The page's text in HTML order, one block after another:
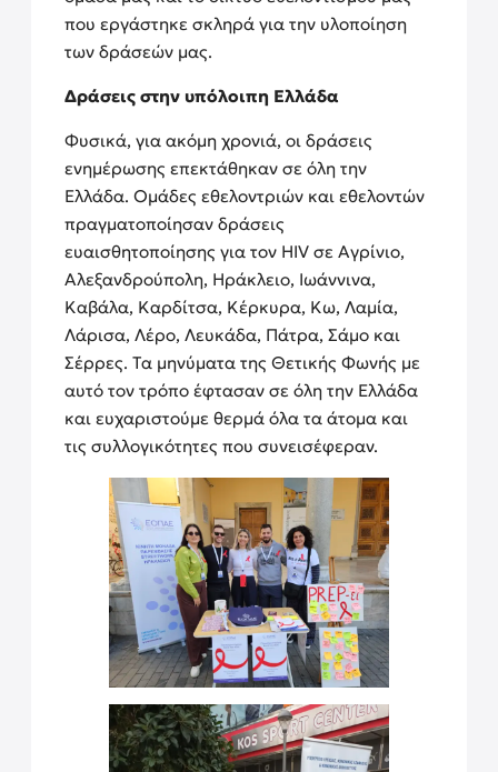
που εργάστηκε σκληρά για την υλοποίηση
των δράσεών μας.
Δράσεις στην υπόλοιπη Ελλάδα
Φυσικά, για ακόμη χρονιά, οι δράσεις
ενημέρωσης επεκτάθηκαν σε όλη την
Ελλάδα. Ομάδες εθελοντριών και εθελοντών
πραγματοποίησαν δράσεις
ευαισθητοποίησης για τον HIV σε Αγρίνιο,
Αλεξανδρούπολη, Ηράκλειο, Ιωάννινα,
Καβάλα, Καρδίτσα, Κέρκυρα, Κω, Λαμία,
Λάρισα, Λέρο, Λευκάδα, Πάτρα, Σάμο και
Σέρρες. Τα μηνύματα της Θετικής Φωνής με
αυτό τον τρόπο έφτασαν σε όλη την Ελλάδα
και ευχαριστούμε θερμά όλα τα άτομα και
τις συλλογικότητες που συνεισέφεραν.